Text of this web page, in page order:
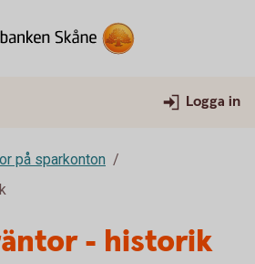
Logga in
på sparkonton
- historik